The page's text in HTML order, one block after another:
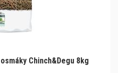
Chinch&Degu 8kg